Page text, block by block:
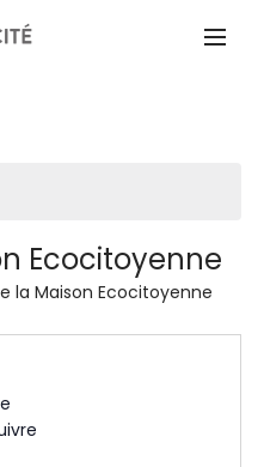
Ecocitoyenne
la Maison Ecocitoyenne